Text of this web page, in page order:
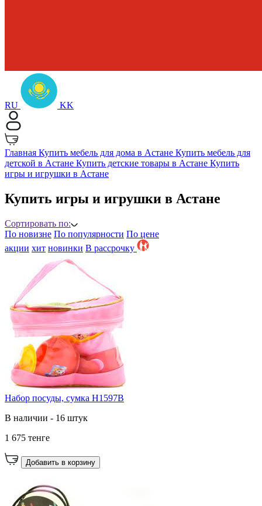
RU KK
Главная Купить мебель для дома в Астане Купить мебель для
детской в Астане Купить детские товары в Астане Купить
игры и игрушки в Астане
Купить игры и игрушки в Астане
Сортировать по:
По новизне По популярности По цене
акции хит новинки B рассрочку
Набор посуды, сумка H1597B
В наличии - 16 штук
1 675 тенге
Добавить в корзину